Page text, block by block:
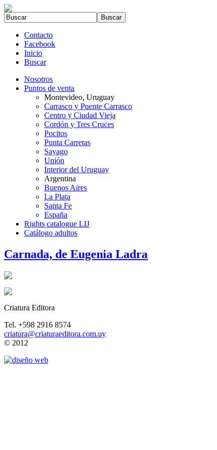
Contacto
Facebook
Inicio
Buscar
Nosotros
Puntos de venta
Montevideo, Uruguay
Carrasco y Puente Carrasco
Centro y Ciudad Vieja
Cordón y Tres Cruces
Pocitos
Punta Carretas
Sayago
Unión
Interior del Uruguay
Argentina
Buenos Aires
La Plata
Santa Fe
España
Rights catalogue LIJ
Catálogo adultos
Carnada, de Eugenia Ladra
Criatura Editora
Tel. +598 2916 8574
criatura@criaturaeditora.com.uy
© 2012